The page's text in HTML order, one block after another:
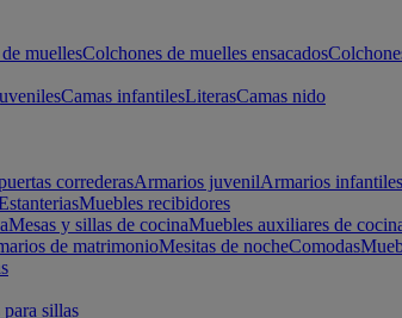
muellesColchones de muelles ensacados
Camas infantilesLiterasCamas nido
correderasArmarios juvenilArmarios infantiles
Muebles recibidores
Mesas y sillas de cocinaMuebles auxiliares de
de matrimonioMesitas de nocheComodas
sillas